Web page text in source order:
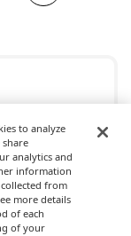
ことに関する
す。
to analyze
analytics and
information
from
more details
of each
of your